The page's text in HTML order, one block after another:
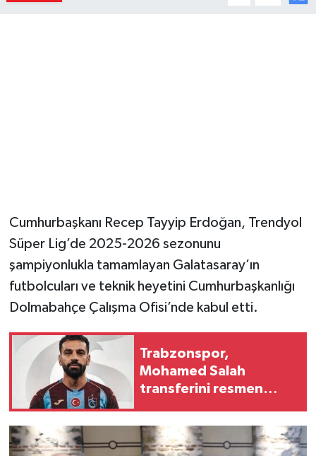
Cumhurbaşkanı Recep Tayyip Erdoğan, Trendyol
Süper Lig’de 2025-2026 sezonunu
şampiyonlukla tamamlayan Galatasaray’ın
futbolcuları ve teknik heyetini Cumhurbaşkanlığı
Dolmabahçe Çalışma Ofisi’nde kabul etti.
Trabzonspor,
Mohamed Salah
transferini resmen